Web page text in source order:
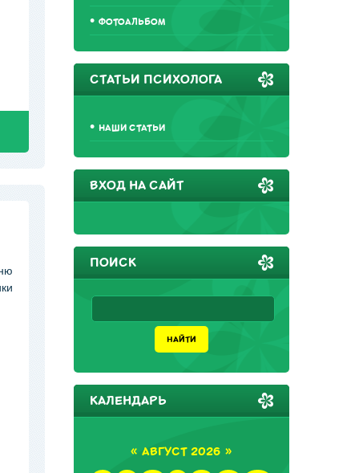
ФОТОАЛЬБОМ
СТАТЬИ ПСИХОЛОГА
НАШИ СТАТЬИ
ВХОД НА САЙТ
ПОИСК
КАЛЕНДАРЬ
« АВГУСТ 2026 »